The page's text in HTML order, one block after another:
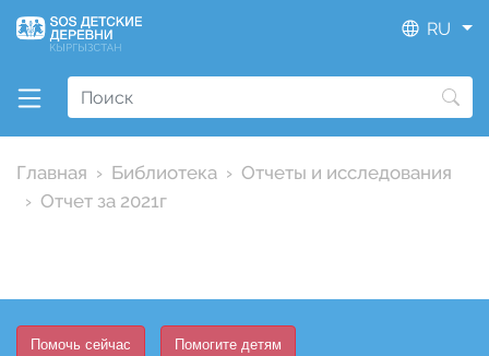
RU
Главная Библиотека
Отчеты и исследования
Отчет за 2021г
Помочь сейчас Помогите детям